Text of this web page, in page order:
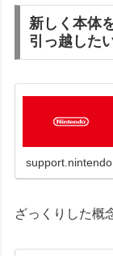
新しく本体
引っ越した
ざっくりした概